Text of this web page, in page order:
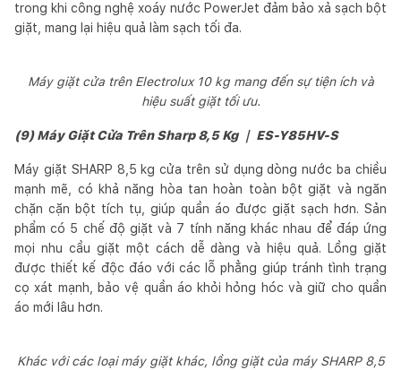
trong khi công nghệ xoáy nước PowerJet đảm bảo xả sạch bột
giặt, mang lại hiệu quả làm sạch tối đa.
Máy giặt cửa trên Electrolux 10 kg mang đến sự tiện ích và
hiệu suất giặt tối ưu.
(9) Máy Giặt Cửa Trên Sharp 8,5 Kg ｜ ES-Y85HV-S
Máy giặt SHARP 8,5 kg cửa trên sử dụng dòng nước ba chiều
mạnh mẽ, có khả năng hòa tan hoàn toàn bột giặt và ngăn
chặn cặn bột tích tụ, giúp quần áo được giặt sạch hơn. Sản
phẩm có 5 chế độ giặt và 7 tính năng khác nhau để đáp ứng
mọi nhu cầu giặt một cách dễ dàng và hiệu quả. Lồng giặt
được thiết kế độc đáo với các lỗ phẳng giúp tránh tình trạng
cọ xát mạnh, bảo vệ quần áo khỏi hỏng hóc và giữ cho quần
áo mới lâu hơn.
Khác với các loại máy giặt khác, lồng giặt của máy SHARP 8,5